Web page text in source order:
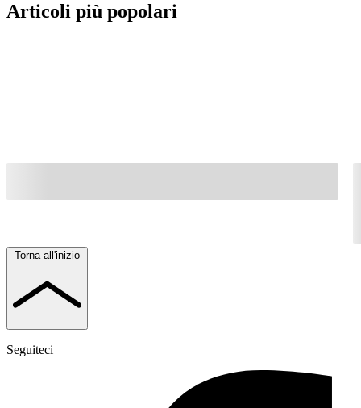
Articoli più popolari
Torna all'inizio
Seguiteci